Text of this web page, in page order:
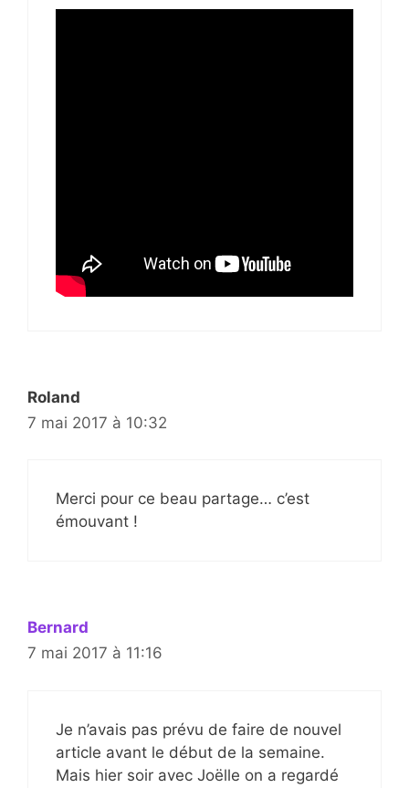
Roland
7 mai 2017 à 10:32
Merci pour ce beau partage… c’est
émouvant !
Bernard
7 mai 2017 à 11:16
Je n’avais pas prévu de faire de nouvel
article avant le début de la semaine.
Mais hier soir avec Joëlle on a regardé